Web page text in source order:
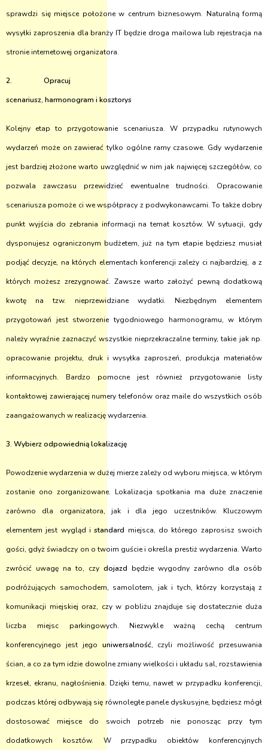
sprawdzi się miejsce położone w centrum biznesowym. Naturalną formą
wysyłki zaproszenia dla branży IT będzie droga mailowa lub rejestracja na
stronie internetowej organizatora.
2. Opracuj
scenariusz, harmonogram i kosztorys
Kolejny etap to przygotowanie scenariusza. W przypadku rutynowych
wydarzeń może on zawierać tylko ogólne ramy czasowe. Gdy wydarzenie
jest bardziej złożone warto uwzględnić w nim jak najwięcej szczegółów, co
pozwala zawczasu przewidzieć ewentualne trudności. Opracowanie
scenariusza pomoże ci we współpracy z podwykonawcami. To także dobry
punkt wyjścia do zebrania informacji na temat kosztów. W sytuacji, gdy
dysponujesz ograniczonym budżetem, już na tym etapie będziesz musiał
podjąć decyzje, na których elementach konferencji zależy ci najbardziej, a z
których możesz zrezygnować. Zawsze warto założyć pewną dodatkową
kwotę na tzw. nieprzewidziane wydatki. Niezbędnym elementem
przygotowań jest stworzenie tygodniowego harmonogramu, w którym
należy wyraźnie zaznaczyć wszystkie nieprzekraczalne terminy, takie jak np.
opracowanie projektu, druk i wysyłka zaproszeń, produkcja materiałów
informacyjnych. Bardzo pomocne jest również przygotowanie listy
kontaktowej zawierającej numery telefonów oraz maile do wszystkich osób
zaangażowanych w realizację wydarzenia.
3. Wybierz odpowiednią lokalizację
Powodzenie wydarzenia w dużej mierze zależy od wyboru miejsca, w którym
zostanie ono zorganizowane. Lokalizacja spotkania ma duże znaczenie
zarówno dla organizatora, jak i dla jego uczestników. Kluczowym
elementem jest wygląd istandard miejsca, do którego zaprosisz swoich
gości, gdyż świadczy on o twoim guście i określa prestiż wydarzenia. Warto
zwrócić uwagę na to, czy dojazd będzie wygodny zarówno dla osób
podróżujących samochodem, samolotem, jak i tych, którzy korzystają z
komunikacji miejskiej oraz, czy w pobliżu znajduje się dostatecznie duża
liczba miejsc parkingowych. Niezwykle ważną cechą centrum
konferencyjnego jest jego uniwersalność, czyli możliwość przesuwania
ścian, a co za tym idzie dowolne zmiany wielkości i układu sal, rozstawienia
krzeseł, ekranu, nagłośnienia. Dzięki temu, nawet w przypadku konferencji,
podczas której odbywają się równoległe panele dyskusyjne, będziesz mógł
dostosować miejsce do swoich potrzeb nie ponosząc przy tym
dodatkowych kosztów. W przypadku obiektów konferencyjnych